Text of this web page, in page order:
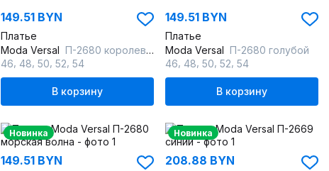
149.51 BYN
Платье
Moda Versal П-2680 королевско синий
46 48 50 52 54
В корзину
149.51 BYN
Платье
Moda Versal П-2680 голубой
46 48 50 52 54
В корзину
Новинка
149.51 BYN
Новинка
208.88 BYN